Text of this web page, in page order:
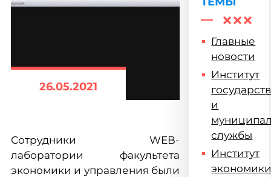
26.05.2021
Сотрудники WEB-
лаборатории факультета
экономики и управления были
Главные
новости
Институт
и
службы
Институт